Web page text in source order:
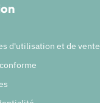
d'utilisation et de vente